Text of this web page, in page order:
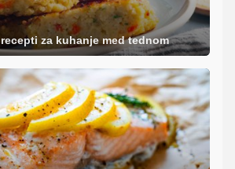
za kuhanje med tednom